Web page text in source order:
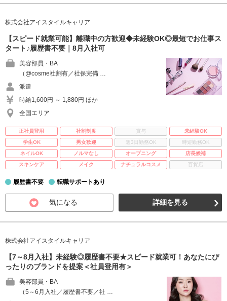
株式会社アイスタイルキャリア
【スピード就業可能】離職中の方歓迎◆未経験OK◎最短でお仕事ス
タート♪履歴書不要｜8月入社可
美容部員・BA
（@cosme社割有／社保完備 …
派遣
時給1,600円 ～ 1,880円 ほか
全国エリア
正社員登用 社割制度 賞与
未経験OK
学生OK
男女歓迎 週3日勤務OK
時短勤務OK
ネイルOK
ノルマなし オープニング
店長候補
スキンケア
メイク ナチュラルコスメ 百貨店
履歴書不要 転職サポートあり
気になる 詳細を見る
株式会社アイスタイルキャリア
【7～8月入社】未経験◎履歴書不要★スピード就業可！あなたにぴ
ったりのブランドを提案＜社員登用有＞
美容部員・BA
（5～6月入社／履歴書不要／社 …